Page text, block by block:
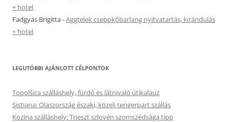
+ hotel
Fadgyas Brigitta-Aggtelek cseppkőbarlang nyitvatartás, kirándulás
+ hotel
LEGUTÓBBI AJÁNLOTT CÉLPONTOK
Topolšica szálláshely, fürdő és látnivaló útikalauz
Sistiana: Olaszország északi, közeli tengerpart szállás
Kozina szálláshely: Trieszt szlovén szomszédsága tipp